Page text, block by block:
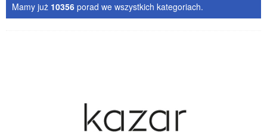
Mamy już 10356 porad we wszystkich kategoriach.